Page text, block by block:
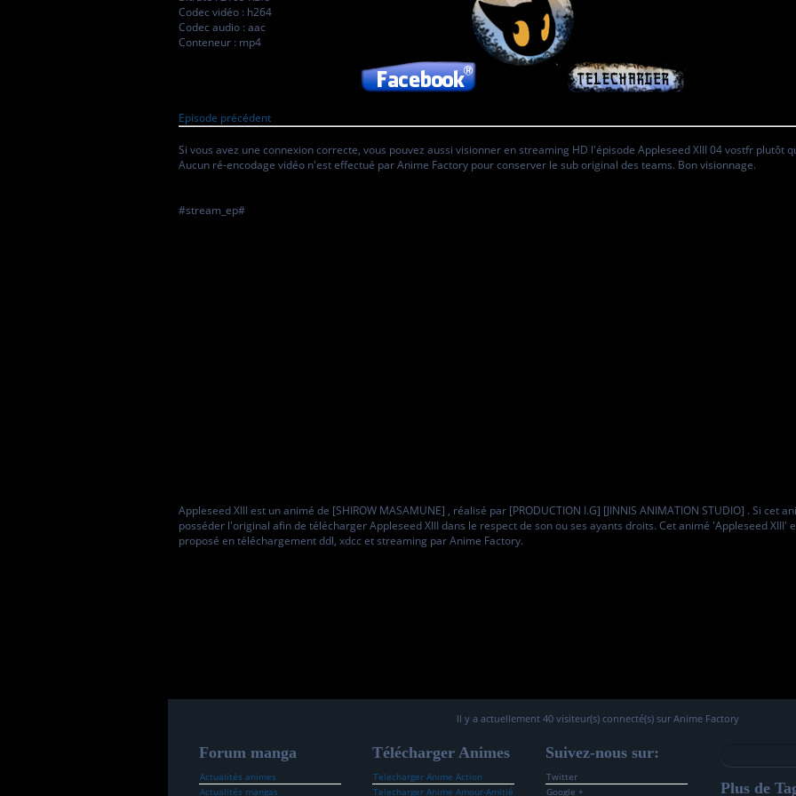
Codec vidéo : h264
Codec audio : aac
Conteneur : mp4
Episode précédent
Si vous avez une connexion correcte, vous pouvez aussi visionner en streaming HD l'épisode Appleseed XIII 04 vostfr
Aucun ré-encodage vidéo n'est effectué par Anime Factory pour conserver le sub original des teams. Bon visionnage.
#stream_ep#
Appleseed XIII est un animé de [SHIROW MASAMUNE] , réalisé par [PRODUCTION I.G] [JINNIS ANIMATION STUDIO] . Si cet
posséder l'original afin de télécharger Appleseed XIII dans le respect de son ou ses ayants droits. Cet animé 'Appleseed XIII'
proposé en téléchargement ddl, xdcc et streaming par Anime Factory.
Il y a actuellement 40 visiteur(s) connecté(s) sur Anime Factory
Forum manga
Actualités animes
Actualités mangas
Télécharger Animes
Telecharger Anime Action
Telecharger Anime Amour-Amitié
Suivez-nous sur:
Twitter
Google +
Plus de